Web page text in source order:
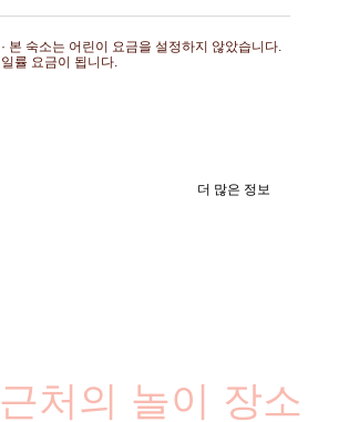
· 본 숙소는 어린이 요금을 설정하지 않았습니다.
일률 요금이 됩니다.
더 많은 정보
근처의 놀이 장소